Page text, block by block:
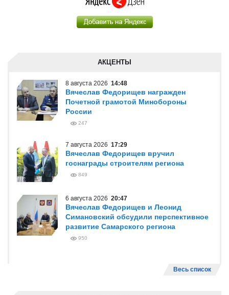
АКЦЕНТЫ
8 августа 2026 14:48
Вячеслав Федорищев награжден
Почетной грамотой Минобороны
России
247
7 августа 2026 17:29
Вячеслав Федорищев вручил
госнаграды строителям региона
849
6 августа 2026 20:47
Вячеслав Федорищев и Леонид
Симановский обсудили перспективное
развитие Самарского региона
950
Весь список